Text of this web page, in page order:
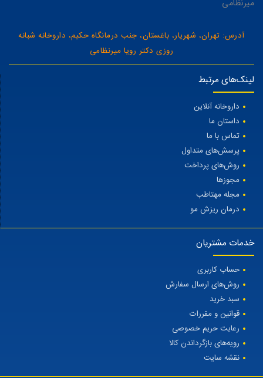
میرنظامی
آدرس: تهران، شهریار، باغستان، جنب درمانگاه حکیم، داروخانه شبانه
روزی دکتر رویا میرنظامی
لینک‌های مرتبط
داروخانه آنلاین
داستان ما
تماس با ما
پرسش‌های متداول
روش‌های پرداخت
مجوزها
مجله مهتاطب
درمان ریزش مو
خدمات مشتریان
حساب کاربری
روش‌های ارسال سفارش
سبد خرید
قوانین و مقررات
رعایت حریم خصوصی
رویه‌های بازگرداندن کالا
نقشه سایت